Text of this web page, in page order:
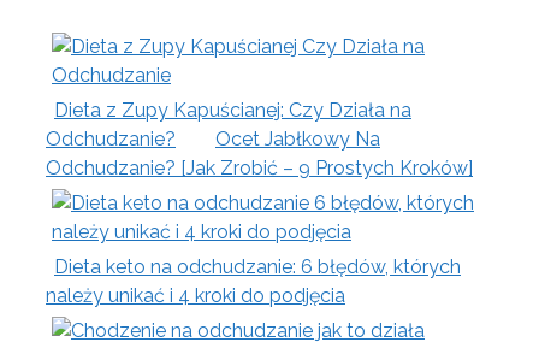
Dieta z Zupy Kapuścianej: Czy Działa na
Odchudzanie?
Ocet Jabłkowy Na
Odchudzanie? [Jak Zrobić – 9 Prostych Kroków]
Dieta keto na odchudzanie: 6 błędów, których
należy unikać i 4 kroki do podjęcia